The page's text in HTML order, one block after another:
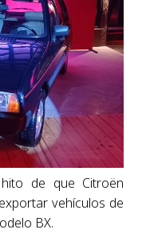
de que Citroën
vehículos de
BX.